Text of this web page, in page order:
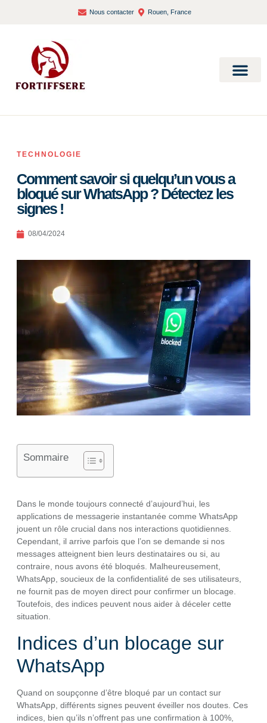
Nous contacter Rouen, France
TECHNOLOGIE
Comment savoir si quelqu’un vous a
bloqué sur WhatsApp ? Détectez les
signes !
08/04/2024
Sommaire
Dans le monde toujours connecté d’aujourd’hui, les
applications de messagerie instantanée comme WhatsApp
jouent un rôle crucial dans nos interactions quotidiennes.
Cependant, il arrive parfois que l’on se demande si nos
messages atteignent bien leurs destinataires ou si, au
contraire, nous avons été bloqués. Malheureusement,
WhatsApp, soucieux de la confidentialité de ses utilisateurs,
ne fournit pas de moyen direct pour confirmer un blocage.
Toutefois, des indices peuvent nous aider à déceler cette
situation.
Indices d’un blocage sur
WhatsApp
Quand on soupçonne d’être bloqué par un contact sur
WhatsApp, différents signes peuvent éveiller nos doutes. Ces
indices, bien qu’ils n’offrent pas une confirmation à 100%,